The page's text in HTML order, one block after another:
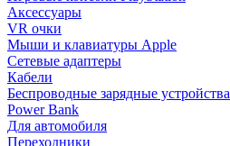
Аксессуары
VR очки
Мыши и клавиатуры Apple
Сетевые адаптеры
Кабели
Беспроводные зарядные устройства
Power Bank
Для автомобиля
Переходники